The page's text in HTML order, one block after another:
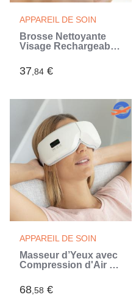
APPAREIL DE SOIN
Brosse Nettoyante
Visage Rechargeable
37,84 €
APPAREIL DE SOIN
Masseur d’Yeux avec
Compression d'Air 4
InnovaGoods
68,58 €